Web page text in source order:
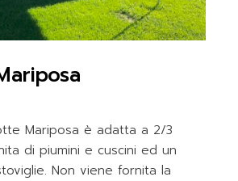
Mariposa è adatta a 2/3
di piumini e cuscini ed un
Non viene fornita la